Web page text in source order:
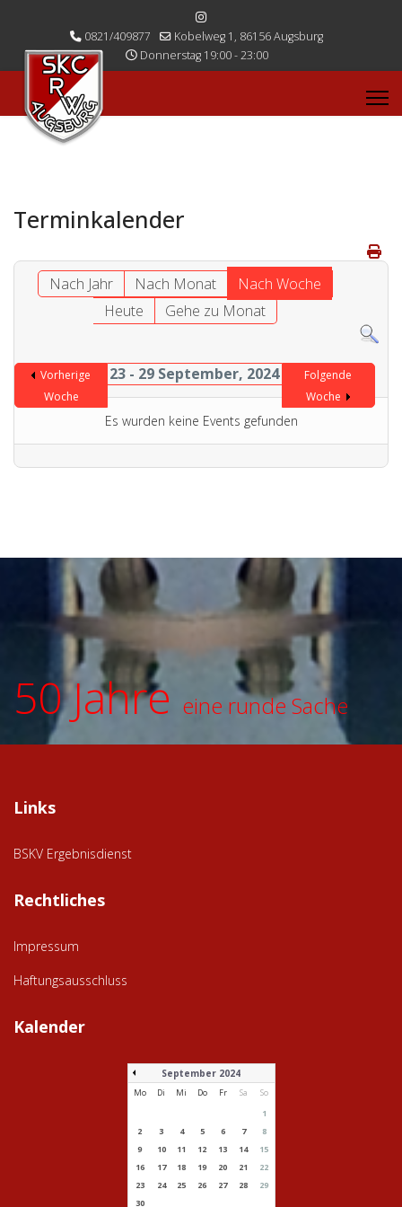
0821/409877
Kobelweg 1, 86156 Augsburg
Donnerstag 19:00 - 23:00
Terminkalender
Nach Jahr Nach Monat
Nach Woche
Heute
Gehe zu Monat
Vorherige
Woche
23 - 29 September, 2024
Folgende
Woche
Es wurden keine Events gefunden
50 Jahre eine runde Sache
Links
BSKV Ergebnisdienst
Rechtliches
Impressum
Haftungsausschluss
Kalender
September 2024
Mo Di Mi Do Fr Sa
So
1
2
3 4 5 6 7
8
9
10 11 12 13 14
15
16
17 18 19 20 21
22
23
24 25 26 27 28
29
30